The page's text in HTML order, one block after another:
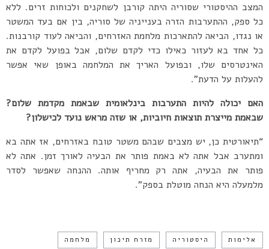
המצב ההיסטורי שסוריה היתה קורבן לשחקנים ולכוחות זרים. ללא
כל ספק, ההתערבות הזרה בענייניה של סוריה, בין אם בעד המשטר
או נגדו, הביאה להתארכות מלחמת האזרחים, והביאה לעוד קורבנות.
כל אחד בא לעזור כאילו כדי לקדם שלום, אבל בפועל לקדם את
האינטרסים שלו, ובפועל האריך את המלחמה באופן שאי אפשר
להעלות על הדעת”.
האם יכולה להיות התערבות בינלאומית שבאמת מקדמת שלום?
שבאמת מייצרת תוצאות חיוביות, או שזה מראש נועד לכישלון?
“תיאורטית כן, יש מצבים שבהם משטר טובח באזרחים, אז אתה בא
ומתערב אבל אתה לא באמת פותר את הבעיה לאורך זמן. אתה לא
פותר את הבעיה, אתה רק מחריף אותה. ההנחה שאפשר לסדר
מלמעלה היא הנחה מוטלת בספק”.
אלימות היסטוריה מזרח תיכון מלחמה